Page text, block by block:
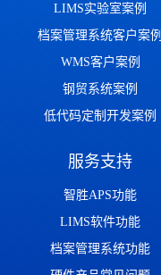
LIMS实验室案例
档案管理系统客户案例
WMS客户案例
钢贸系统案例
低代码定制开发案例
服务支持
智胜APS功能
LIMS软件功能
档案管理系统功能